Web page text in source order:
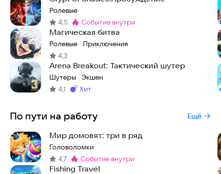
Ролевые
4,5 Метка:
событие внутри
Магическая битва
Ролевые · Приключения
4,3
Arena Breakout: Тактический шутер
Шутеры · Экшен
4,1 Метка
хит
По пути на работу Ещё
Мир домовят: три в ряд
Головоломки
4,7 Метка:
событие внутри
Fishing Travel